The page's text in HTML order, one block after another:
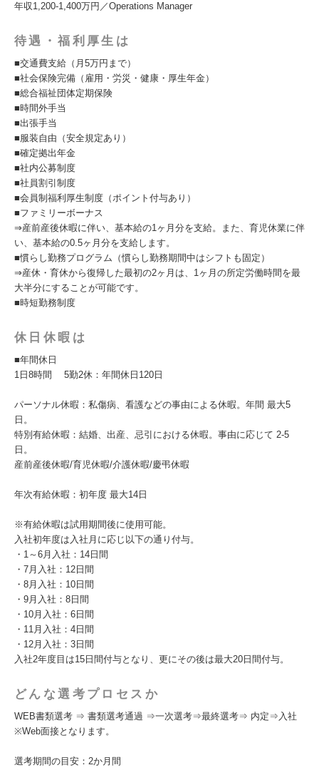
年収1,200-1,400万円／Operations Manager
待遇・福利厚生は
■交通費支給（月5万円まで）
■社会保険完備（雇用・労災・健康・厚生年金）
■総合福祉団体定期保険
■時間外手当
■出張手当
■服装自由（安全規定あり）
■確定拠出年金
■社内公募制度
■社員割引制度
■会員制福利厚生制度（ポイント付与あり）
■ファミリーボーナス
⇒産前産後休暇に伴い、基本給の1ヶ月分を支給。また、育児休業に伴
い、基本給の0.5ヶ月分を支給します。
■慣らし勤務プログラム（慣らし勤務期間中はシフトも固定）
⇒産休・育休から復帰した最初の2ヶ月は、1ヶ月の所定労働時間を最
大半分にすることが可能です。
■時短勤務制度
休日休暇は
■年間休日
1日8時間 5勤2休：年間休日120日
パーソナル休暇：私傷病、看護などの事由による休暇。年間 最大5
日。
特別有給休暇：結婚、出産、忌引における休暇。事由に応じて 2-5
日。
産前産後休暇/育児休暇/介護休暇/慶弔休暇
年次有給休暇：初年度 最大14日
※有給休暇は試用期間後に使用可能。
入社初年度は入社月に応じ以下の通り付与。
・1～6月入社：14日間
・7月入社：12日間
・8月入社：10日間
・9月入社：8日間
・10月入社：6日間
・11月入社：4日間
・12月入社：3日間
入社2年度目は15日間付与となり、更にその後は最大20日間付与。
どんな選考プロセスか
WEB書類選考 ⇒ 書類選考通過 ⇒一次選考⇒最終選考⇒ 内定⇒入社
※Web面接となります。
選考期間の目安：2か月間